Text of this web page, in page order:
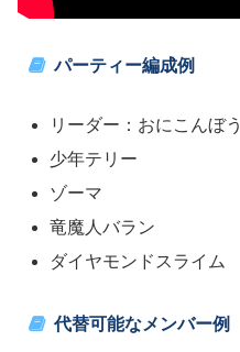
パーティー編成例
リーダー：おにこんぼう
少年テリー
ゾーマ
竜魔人バラン
ダイヤモンドスライム
代替可能なメンバー例